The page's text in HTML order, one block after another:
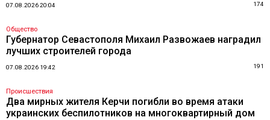
07.08.2026 20:04 174
Общество
Губернатор Севастополя Михаил Развожаев наградил
лучших строителей города
07.08.2026 19:42 191
Происшествия
Два мирных жителя Керчи погибли во время атаки
украинских беспилотников на многоквартирный дом